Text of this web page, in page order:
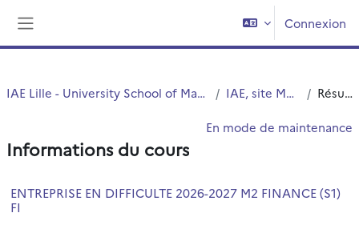
Connexion
IAE Lille - University School of Management IAE, site Moulins Résumé
En mode de maintenance
Informations du cours
ENTREPRISE EN DIFFICULTE 2026-2027 M2 FINANCE (S1)
FI